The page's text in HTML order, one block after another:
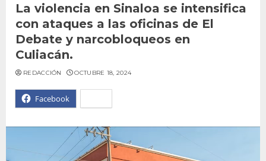
La violencia en Sinaloa se intensifica
con ataques a las oficinas de El
Debate y narcobloqueos en
Culiacán.
Facebook
REDACCIÓN OCTUBRE 18, 2024